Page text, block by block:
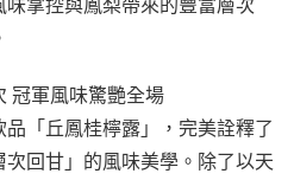
冠軍風味驚艷全場
「丘鳳桂檸露」，完美詮釋了
次回甘」的風味美學。除了以天